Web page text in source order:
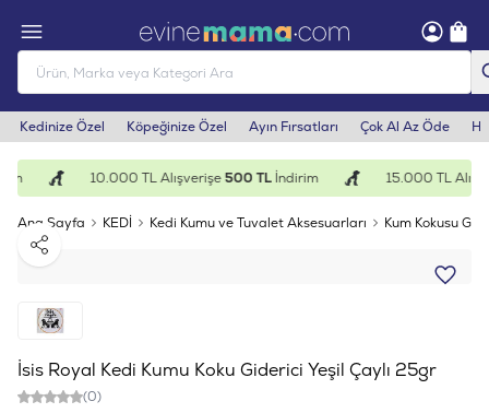
Kedinize Özel Köpeğinize Özel Ayın Fırsatları Çok Al Az Öde
10.000 TL Alışverişe500 TLİndirim 15.000 TL
Ana Sayfa KEDİ Kedi Kumu ve Tuvalet Aksesuarları
Kum Kokusu
Paylaş
İsis Royal Kedi Kumu Koku Giderici Yeşil Çaylı 25gr
(0)